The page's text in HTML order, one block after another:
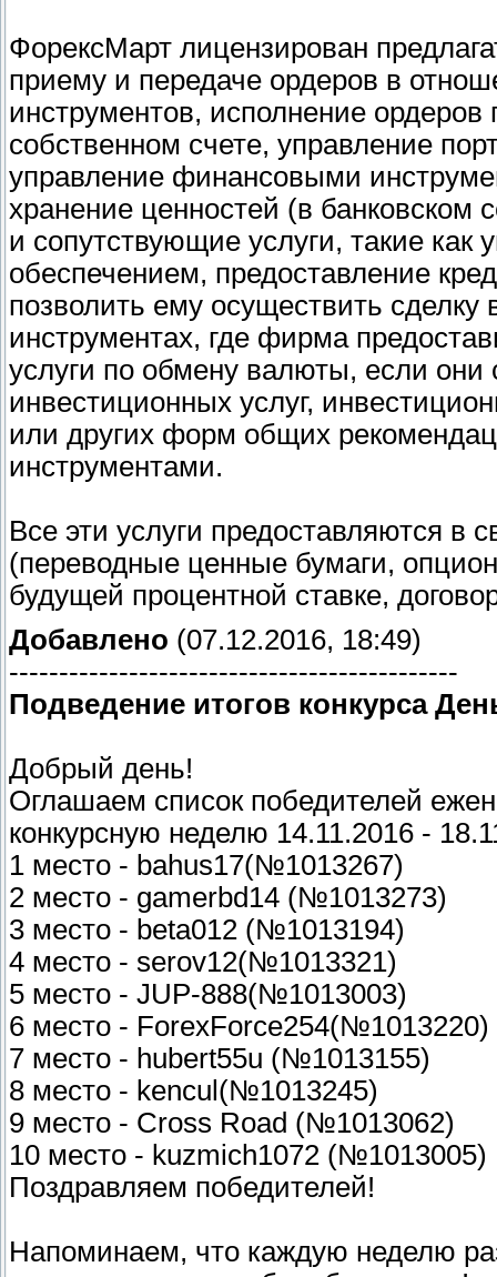
ФорексМарт лицензирован
приему и передаче ордеров в
инструментов, исполнение
собственном счете, управление
управление финансовыми
хранение ценностей (в банковском
и сопутствующие услуги, такие
обеспечением, предоставление
позволить ему осуществить
инструментах, где фирма
услуги по обмену валюты, если они
инвестиционных услуг,
или других форм общих
инструментами.
Все эти услуги предоставляются
(переводные ценные бумаги,
будущей процентной ставке,
Добавлено (07.12.2016, 18:49)
---------------------------------------------
Подведение итогов конкурса
Добрый день!
Оглашаем список победителей
конкурсную неделю 14.11.2016 -
1 место - bahus17(№1013267)
2 место - gamerbd14 (№1013273)
3 место - beta012 (№1013194)
4 место - serov12(№1013321)
5 место - JUP-888(№1013003)
6 место - ForexForce254(№1013220)
7 место - hubert55u (№1013155)
8 место - kencul(№1013245)
9 место - Cross Road (№1013062)
10 место - kuzmich1072 (№1013005)
Поздравляем победителей!
Напоминаем, что каждую неделю